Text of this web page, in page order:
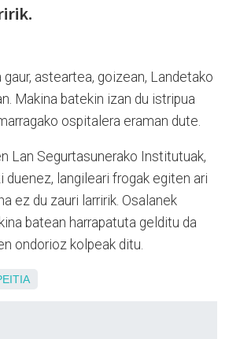
gaur, asteartea, goizean, Landetako
Makina batekin izan du istripua
ospitalera eraman dute.
Lan Segurtasunerako Institutuak,
duenez, langileari frogak egiten ari
ez du zauri larririk. Osalanek
batean harrapatuta gelditu da
ondorioz kolpeak ditu.